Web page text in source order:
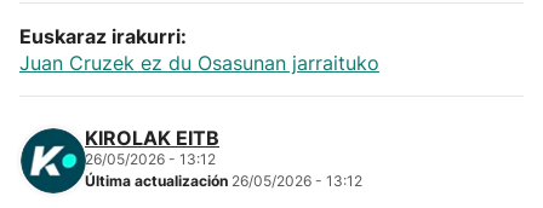
"Helmuga"
Euskaraz irakurri:
Juan Cruzek ez du Osasunan jarraituko
KIROLAK EITB
26/05/2026 - 13:12
Última actualización 26/05/2026 - 13:12